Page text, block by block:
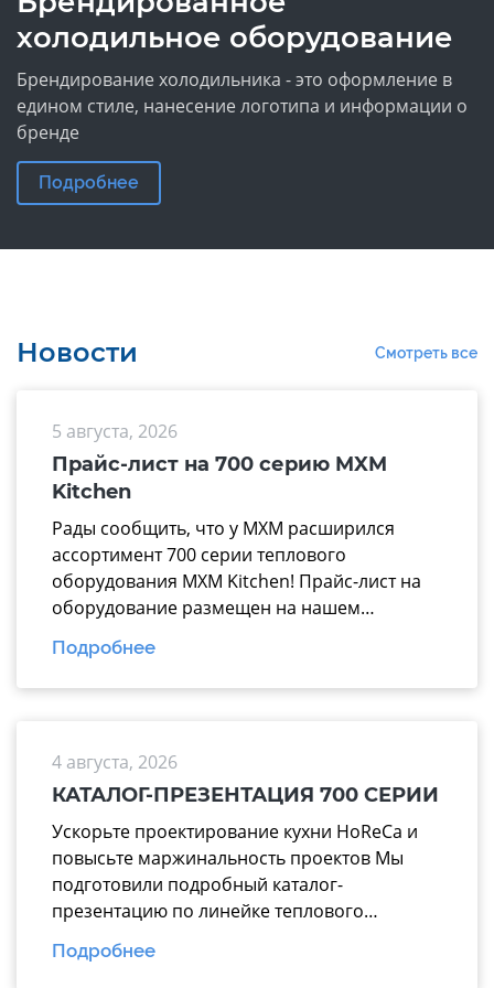
холодильное оборудование
Брендирование холодильника - это оформление в
едином стиле, нанесение логотипа и информации о
бренде
Подробнее
Новости Смотреть все
5 августа, 2026
Прайс-лист на 700 серию MXM
Kitchen
Рады сообщить, что у МХМ расширился
ассортимент 700 серии теплового
оборудования MXM Kitchen! Прайс-лист на
оборудование размещен на нашем
официальном сайте mariholod.com в
разделе «Прайс-лист». Дополнительную
информацию вы можете получить у
сотрудничество.
Подробнее
4 августа, 2026
КАТАЛОГ-ПРЕЗЕНТАЦИЯ 700 СЕРИИ
Ускорьте проектирование кухни HoReCa и
повысьте маржинальность проектов Мы
подготовили подробный каталог-
презентацию по линейке теплового
оборудования 700 серии производства
завода «Марихолодмаш». Этот материал
Подробнее